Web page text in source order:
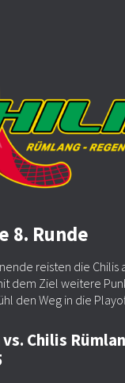
8. Runde
reisten die
dem Ziel weitere
den Weg in die
Chilis